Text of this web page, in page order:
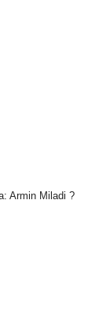
Armin Miladi ?